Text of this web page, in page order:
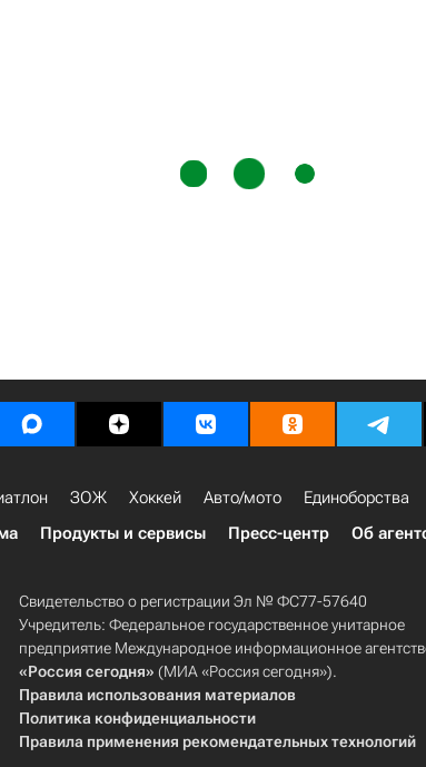
ЗОЖ Хоккей Авто/мото Единоборства
Продукты и сервисы Пресс-центр Об
Свидетельство о регистрации Эл № ФС77-57640
Учредитель: Федеральное государственное унитарное
предприятие Международное информационное
«Россия сегодня» (МИА «Россия сегодня»).
Правила использования материалов
Политика конфиденциальности
Правила применения рекомендательных технологий